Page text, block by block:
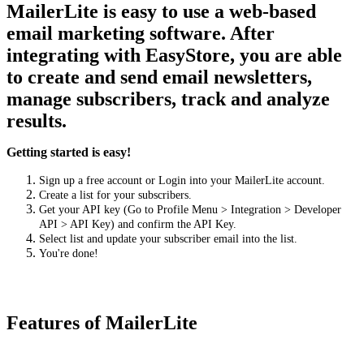
MailerLite is easy to use a web-based
email marketing software. After
integrating with EasyStore, you are able
to create and send email newsletters,
manage subscribers, track and analyze
results.
Getting started is easy!
Sign up a free account or Login into your MailerLite account.
Create a list for your subscribers.
Get your API key (Go to Profile Menu > Integration > Developer
API > API Key) and confirm the API Key.
Select list and update your subscriber email into the list.
You're done!
Features of MailerLite